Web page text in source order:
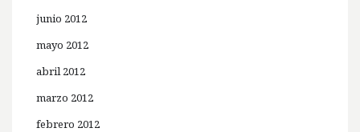
junio 2012
mayo 2012
abril 2012
marzo 2012
febrero 2012